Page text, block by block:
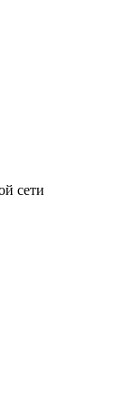
сети